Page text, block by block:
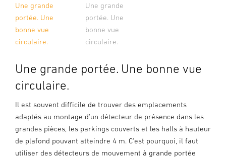
Une grande
portée. Une
bonne vue
circulaire.
Une grande
portée. Une
bonne vue
circulaire.
Une grande portée. Une bonne vue
circulaire.
Il est souvent difficile de trouver des emplacements
adaptés au montage d'un détecteur de présence dans les
grandes pièces, les parkings couverts et les halls à hauteur
de plafond pouvant atteindre 4 m. C'est pourquoi, il faut
utiliser des détecteurs de mouvement à grande portée